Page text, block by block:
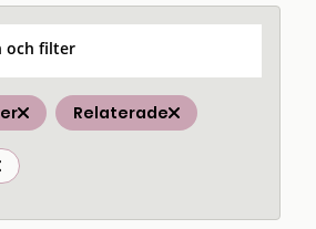
och filter
Relaterade